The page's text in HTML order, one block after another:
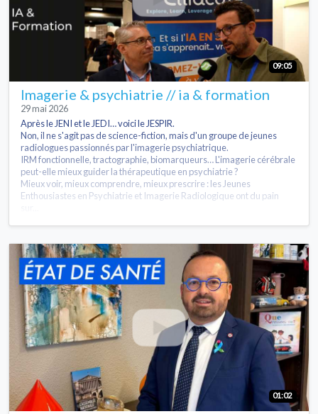
09:05
Imagerie & psychiatrie // ia & formation
29 mai 2026
Après le JENI et le JEDI… voici le JESPIR.
Non, il ne s'agit pas de science-fiction, mais d'un groupe de jeunes
radiologues passionnés par l'imagerie psychiatrique.
IRM fonctionnelle, tractographie, biomarqueurs… L'imagerie cérébrale
peut-elle mieux guider la thérapeutique en psychiatrie ?
Mieux voir, mieux comprendre, mieux prescrire : les Jeunes
Enthousiastes en Psychiatrie et Imagerie Radiologique ont du pain
01:02